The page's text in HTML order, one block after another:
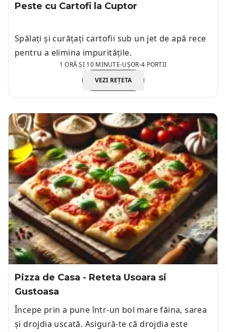
Peste cu Cartofi la Cuptor
Spălați și curățați cartofii sub un jet de apă rece
pentru a elimina impuritățile.
1 ORĂ ȘI 10 MINUTE-UȘOR-4 PORTII
VEZI REȚETA
Pizza de Casa - Reteta Usoara si
Gustoasa
Începe prin a pune într-un bol mare făina, sarea
și drojdia uscată. Asigură-te că drojdia este